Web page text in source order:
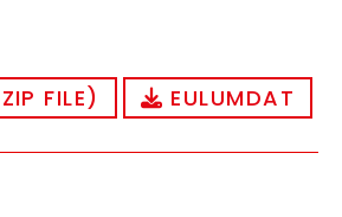
FILE) EULUMDAT